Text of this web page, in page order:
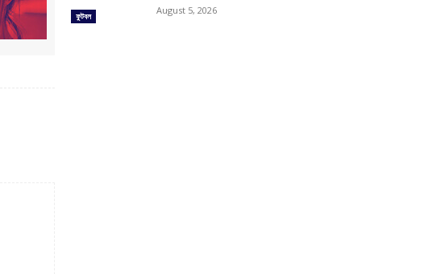
ফুটবল August 5, 2026